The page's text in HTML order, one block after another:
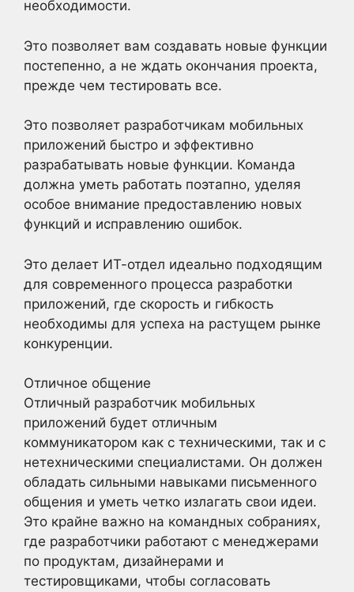
необходимости.
Это позволяет вам создавать новые функции
постепенно, а не ждать окончания проекта,
прежде чем тестировать все.
Это позволяет разработчикам мобильных
приложений быстро и эффективно
разрабатывать новые функции. Команда
должна уметь работать поэтапно, уделяя
особое внимание предоставлению новых
функций и исправлению ошибок.
Это делает ИТ-отдел идеально подходящим
для современного процесса разработки
приложений, где скорость и гибкость
необходимы для успеха на растущем рынке
конкуренции.
Отличное общение
Отличный разработчик мобильных
приложений будет отличным
коммуникатором как с техническими, так и с
нетехническими специалистами. Он должен
обладать сильными навыками письменного
общения и уметь четко излагать свои идеи.
Это крайне важно на командных собраниях,
где разработчики работают с менеджерами
по продуктам, дизайнерами и
тестировщиками, чтобы согласовать